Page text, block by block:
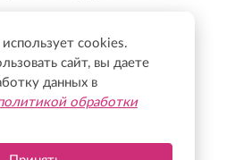
А.
технологий
cookies.
сайт, вы даете
данных в
обработки